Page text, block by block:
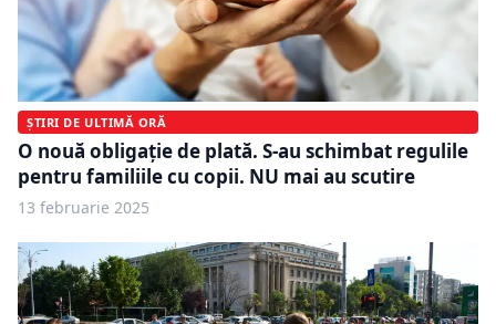
ȘTIRI DE ULTIMĂ ORĂ
O nouă obligație de plată. S-au schimbat regulile
pentru familiile cu copii. NU mai au scutire
13 februarie 2025